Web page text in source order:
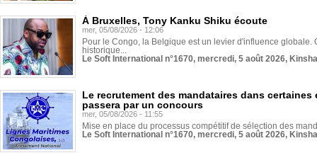
À Bruxelles, Tony Kanku Shiku écoute
mer, 05/08/2026 - 12:06
Pour le Congo, la Belgique est un levier d'influence globale.
historique...
Le Soft International n°1670, mercredi, 5 août 2026,
Le recrutement des mandataires dans
passera par un concours
mer, 05/08/2026 - 11:55
Mise en place du processus compétitif de sélection des
Le Soft International n°1670, mercredi, 5 août 2026,